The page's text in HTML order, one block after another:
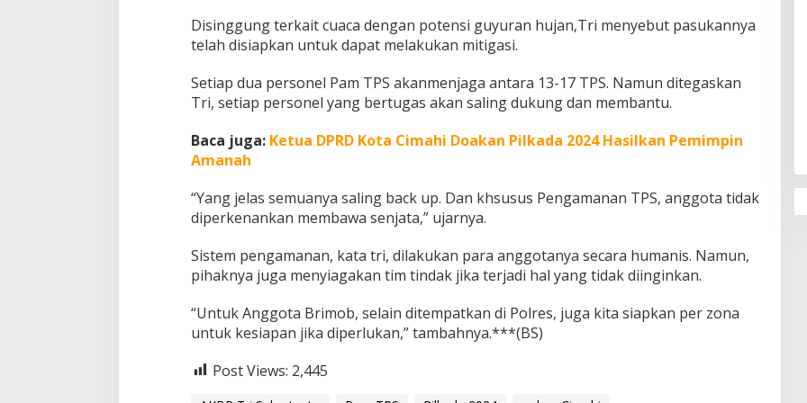
Disinggung terkait cuaca dengan potensi guyuran hujan,Tri menyebut pasukannya
telah disiapkan untuk dapat melakukan mitigasi.
Setiap dua personel Pam TPS akanmenjaga antara 13-17 TPS. Namun ditegaskan
Tri, setiap personel yang bertugas akan saling dukung dan membantu.
Baca juga: Ketua DPRD Kota Cimahi Doakan Pilkada 2024 Hasilkan Pemimpin
Amanah
“Yang jelas semuanya saling back up. Dan khsusus Pengamanan TPS, anggota tidak
diperkenankan membawa senjata,” ujarnya.
Sistem pengamanan, kata tri, dilakukan para anggotanya secara humanis. Namun,
pihaknya juga menyiagakan tim tindak jika terjadi hal yang tidak diinginkan.
“Untuk Anggota Brimob, selain ditempatkan di Polres, juga kita siapkan per zona
untuk kesiapan jika diperlukan,” tambahnya.***(BS)
Post Views: 2,445
Penguatan Pendidikan Agama dan
Karakter Sekolah Nur Al Rahman
Bikin Sekolah di Malaysia Tertarik
Mempelajarinya